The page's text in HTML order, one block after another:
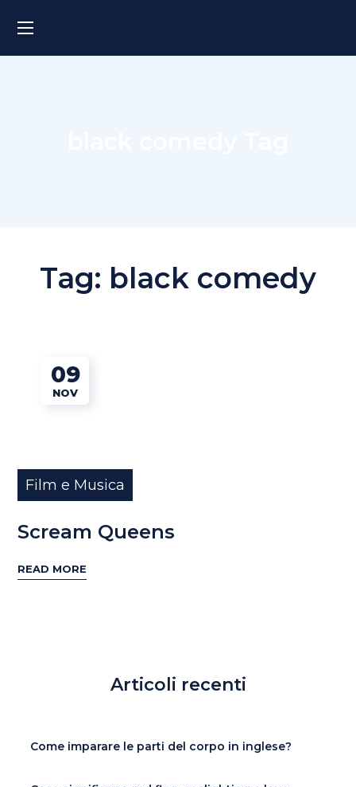
Tag: black comedy
09
NOV
Film e Musica
Scream Queens
READ MORE
Articoli recenti
Come imparare le parti del corpo in inglese?